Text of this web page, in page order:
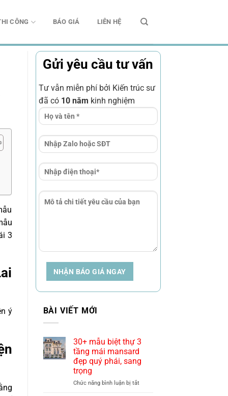
CÔNG BÁO GIÁ LIÊN HỆ
3
ý
Gửi yêu cầu tư vấn
Tư vẫn miễn phí bởi Kiến trúc sư
đã có 10 năm kinh nghiệm
NHẬN BÁO GIÁ NGAY
BÀI VIẾT MỚI
30+ mẫu biệt thự 3
tầng mái mansard
đẹp quý phái, sang
trọng
Chức năng bình luận bị tắtở